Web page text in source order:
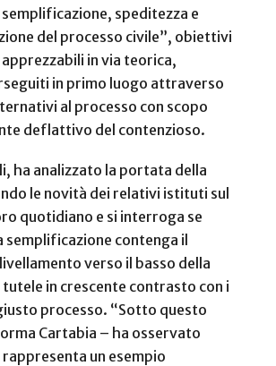
speditezza e
del processo civile”, obiettivi
apprezzabili in via teorica,
in primo luogo attraverso
al processo con scopo
deflattivo del contenzioso.
ha analizzato la portata della
le novità dei relativi istituti sul
quotidiano e si interroga se
semplificazione contenga il
verso il basso della
in crescente contrasto con i
processo. “Sotto questo
Cartabia – ha osservato
un esempio